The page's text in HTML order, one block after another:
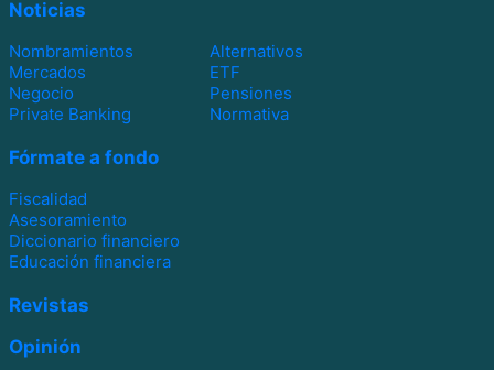
Noticias
Nombramientos
Alternativos
Mercados
ETF
Negocio
Pensiones
Private Banking
Normativa
Fórmate a fondo
Fiscalidad
Asesoramiento
Diccionario financiero
Educación financiera
Revistas
Opinión